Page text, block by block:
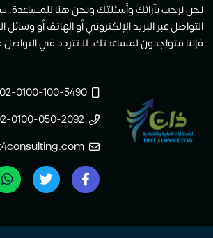
نحن نرحب بآرائك وأسئلتك ونحن هنا
التواصل عبر البريد الإلكتروني أو الهاتف أو
فإننا متواجدون لمساعدتك. لا تتردد في التواصل
02-0100-100-3490
0100-050-2092